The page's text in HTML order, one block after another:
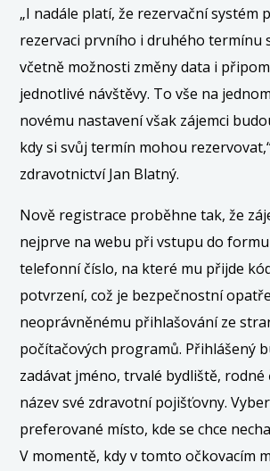
„I nadále platí, že rezervační systém
rezervaci prvního i druhého termínu
včetně možnosti změny data i
jednotlivé návštěvy. To vše na
novému nastavení však zájemci
kdy si svůj termín mohou
zdravotnictví Jan Blatný.
Nově registrace proběhne tak, že
nejprve na webu při vstupu do
telefonní číslo, na které mu přijde
potvrzení, což je bezpečnostní
neoprávněnému přihlašování ze
počítačových programů. Přihlášený
zadávat jméno, trvalé bydliště, rodné
název své zdravotní pojišťovny.
preferované místo, kde se chce
V momentě, kdy v tomto očkovacím